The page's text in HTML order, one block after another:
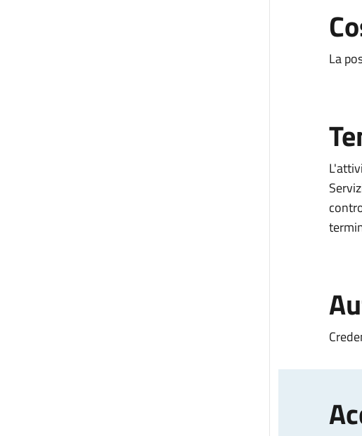
La